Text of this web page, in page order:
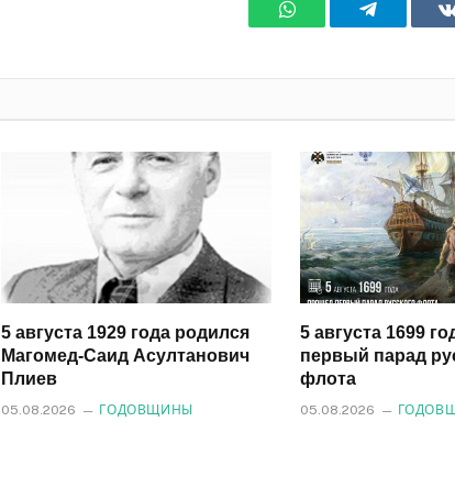
WhatsAppТелеграмм
5 августа 1929 года родился
Магомед‑Саид Асултанович
Плиев
05.08.2026 ГОДОВЩИНЫ
5 августа 1699
первый парад
флота
05.08.2026